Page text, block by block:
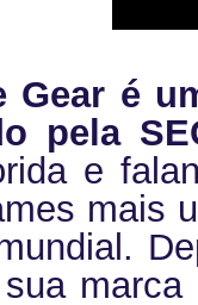
Gear é
pela
e
mais